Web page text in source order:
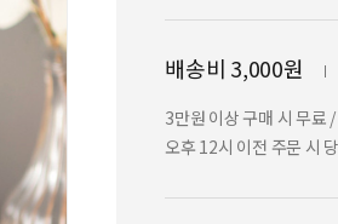
배송비 3,000원
3만원 이상 구매 시 무료
오후 12시 이전 주문 시